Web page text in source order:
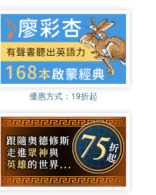
優惠方式： 19折起